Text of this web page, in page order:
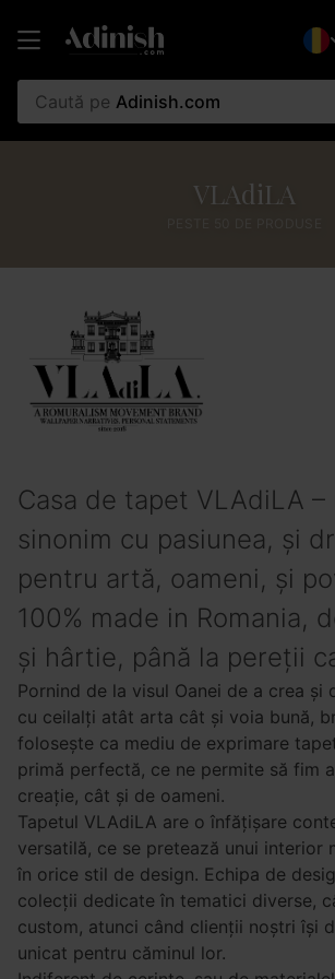
Caută pe Adinish.com
VLAdiLA
Casa de tapet VLAdiLA –
sinonim cu pasiunea, și
pentru artă, oameni, și
100% made in Romania,
și hârtie, până la pereții
Pornind de la visul Oanei de a crea și
cu ceilalți atât arta cât și voia bună,
folosește ca mediu de exprimare
primă perfectă, ce ne permite să fim
creație, cât și de oameni.
Tapetul VLAdiLA are o înfățișare
versatilă, ce se pretează unui interior
în orice stil de design. Echipa de
colecții dedicate în tematici diverse,
custom, atunci când clienții noștri își
unicat pentru căminul lor.